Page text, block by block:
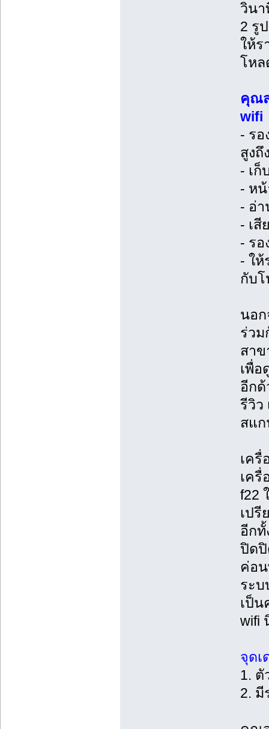
วินา
2 รู
ให้ร
โหล
คุณ
wifi
- ร
สูงถึ
- เก็
- หน้
- อ่
- เสี
- รอ
- ใ
กับโ
นอ
ร่วม
สาข
เพื่
อีกด้
รีวิว
สแก
เครื่
เครื่
f22
เปรี
อีกทั้
ปิดปิ
ค่อน
ระบ
เป็
wifi
จุดเ
1. ตั
2. มี